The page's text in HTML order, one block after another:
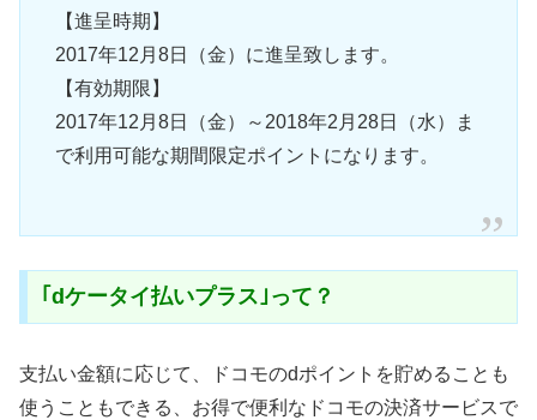
【進呈時期】
2017年12月8日（金）に進呈致します。
【有効期限】
2017年12月8日（金）～2018年2月28日（水）ま
で利用可能な期間限定ポイントになります。
｢dケータイ払いプラス｣って？
支払い金額に応じて、ドコモのdポイントを貯めることも
使うこともできる、お得で便利なドコモの決済サービスで